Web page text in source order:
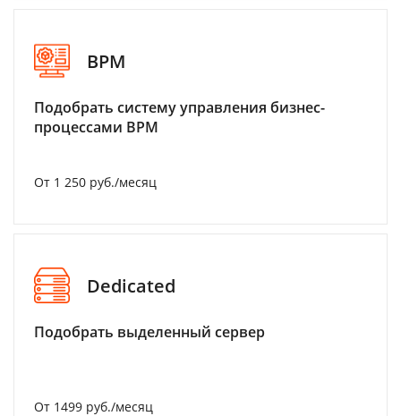
BPM
Подобрать систему управления бизнес-
процессами BPM
От 1 250 руб./месяц
Dedicated
Подобрать выделенный сервер
От 1499 руб./месяц